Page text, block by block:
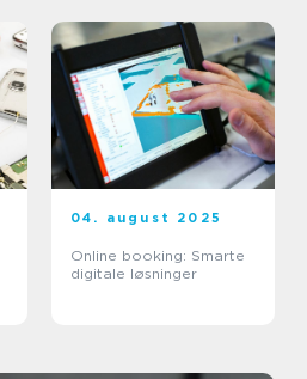
04. august 2025
Online booking: Smarte
digitale løsninger